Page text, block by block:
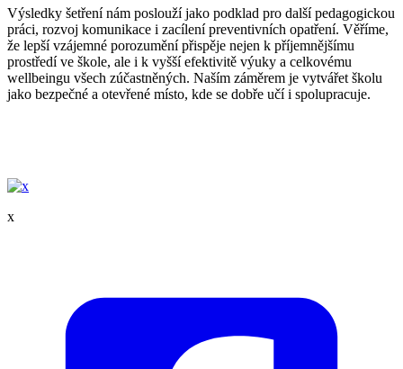
Výsledky šetření nám poslouží jako podklad pro další pedagogickou
práci, rozvoj komunikace i zacílení preventivních opatření. Věříme,
že lepší vzájemné porozumění přispěje nejen k příjemnějšímu
prostředí ve škole, ale i k vyšší efektivitě výuky a celkovému
wellbeingu všech zúčastněných. Naším záměrem je vytvářet školu
jako bezpečné a otevřené místo, kde se dobře učí i spolupracuje.
x